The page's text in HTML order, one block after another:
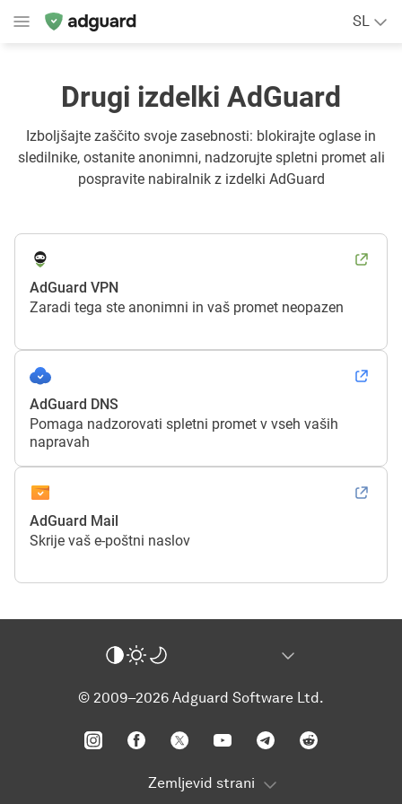
SL
Drugi izdelki AdGuard
Izboljšajte zaščito svoje zasebnosti: blokirajte oglase in
sledilnike, ostanite anonimni, nadzorujte spletni promet ali
pospravite nabiralnik z izdelki AdGuard
AdGuard VPN
Zaradi tega ste anonimni in vaš promet neopazen
AdGuard DNS
Pomaga nadzorovati spletni promet v vseh vaših
napravah
AdGuard Mail
Skrije vaš e-poštni naslov
© 2009–2026 Adguard Software Ltd.
Zemljevid strani